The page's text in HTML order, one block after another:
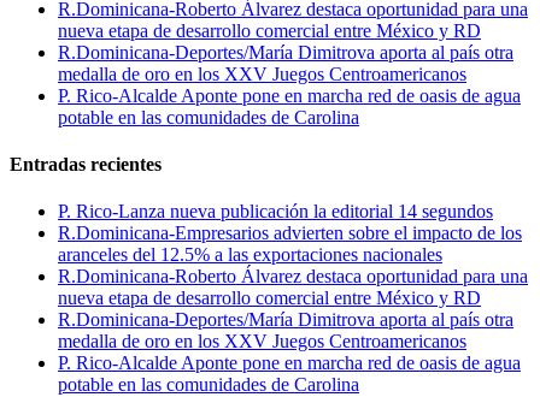
R.Dominicana-Roberto Álvarez destaca oportunidad para una
nueva etapa de desarrollo comercial entre México y RD
R.Dominicana-Deportes/María Dimitrova aporta al país otra
medalla de oro en los XXV Juegos Centroamericanos
P. Rico-Alcalde Aponte pone en marcha red de oasis de agua
potable en las comunidades de Carolina
Entradas recientes
P. Rico-Lanza nueva publicación la editorial 14 segundos
R.Dominicana-Empresarios advierten sobre el impacto de los
aranceles del 12.5% a las exportaciones nacionales
R.Dominicana-Roberto Álvarez destaca oportunidad para una
nueva etapa de desarrollo comercial entre México y RD
R.Dominicana-Deportes/María Dimitrova aporta al país otra
medalla de oro en los XXV Juegos Centroamericanos
P. Rico-Alcalde Aponte pone en marcha red de oasis de agua
potable en las comunidades de Carolina